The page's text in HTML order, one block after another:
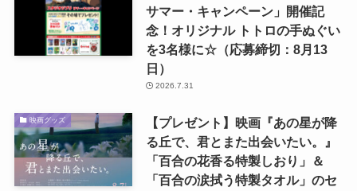
サマー・キャンペーン」開催記
念！オリジナル トトロの手ぬぐい
を3名様に☆（応募締切：8月13
日）
2026.7.31
映画グッズ
【プレゼント】映画『あの星が降
る丘で、君とまた出会いたい。』
「百合の花香る特製しおり」＆
「百合の涙拭う特製タオル」のセ